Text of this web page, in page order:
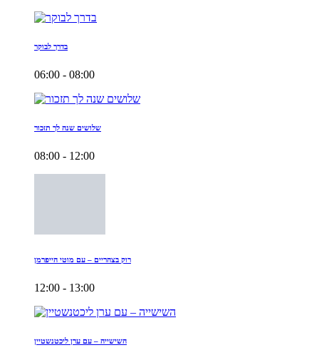
בדרך לבוקר
06:00 - 08:00
שלושים שנה לך תזכור
08:00 - 12:00
רוק בצהריים – עם מוטי הייפרמן
12:00 - 13:00
השישייה – עם ערן ליכטנשטיין